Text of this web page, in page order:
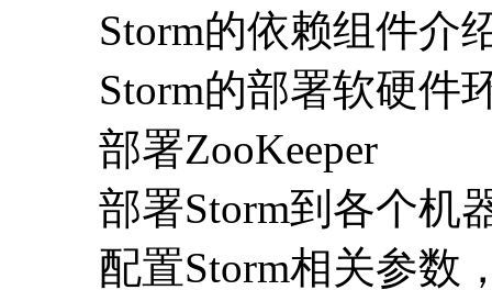
Storm的依赖组件介
Storm的部署软硬件
部署ZooKeeper
部署Storm到各个机
配置Storm相关参数